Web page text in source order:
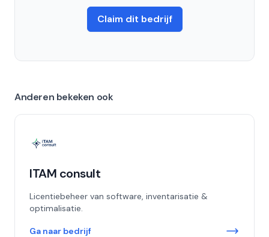
Claim dit bedrijf
Anderen bekeken ook
ITAM consult
Licentiebeheer van software, inventarisatie &
optimalisatie.
Ga naar bedrijf